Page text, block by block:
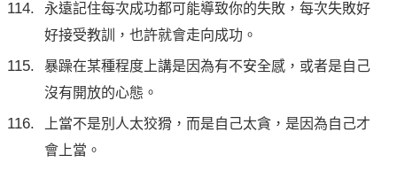
永遠記住每次成功都可能導致你的失敗，每次失敗好
好接受教訓，也許就會走向成功。
暴躁在某種程度上講是因為有不安全感，或者是自己
沒有開放的心態。
上當不是別人太狡猾，而是自己太貪，是因為自己才
會上當。